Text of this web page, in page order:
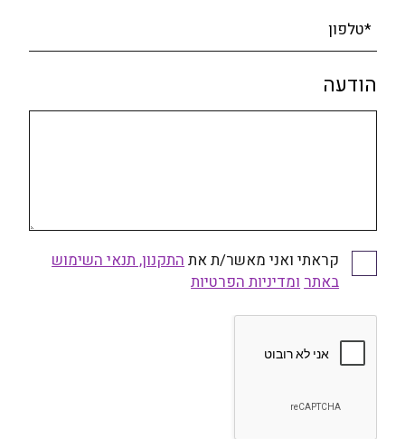
*טלפון
הודעה
קראתי ואני מאשר/ת את התקנון, תנאי השימוש
באתר ומדיניות הפרטיות